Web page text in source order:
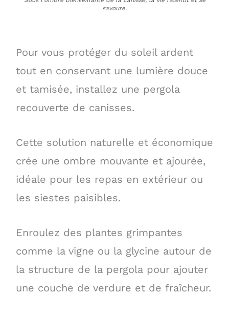
savoure.
Pour vous protéger du soleil ardent
tout en conservant une lumière douce
et tamisée, installez une pergola
recouverte de canisses.
Cette solution naturelle et économique
crée une ombre mouvante et ajourée,
idéale pour les repas en extérieur ou
les siestes paisibles.
Enroulez des plantes grimpantes
comme la vigne ou la glycine autour de
la structure de la pergola pour ajouter
une couche de verdure et de fraîcheur.